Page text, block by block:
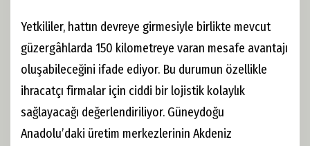
Yetkililer, hattın devreye girmesiyle birlikte mevcut
güzergâhlarda 150 kilometreye varan mesafe avantajı
oluşabileceğini ifade ediyor. Bu durumun özellikle
ihracatçı firmalar için ciddi bir lojistik kolaylık
sağlayacağı değerlendiriliyor. Güneydoğu
Anadolu’daki üretim merkezlerinin Akdeniz